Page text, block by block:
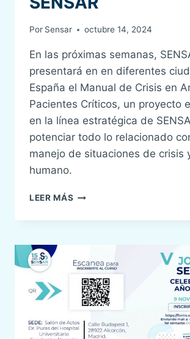
Por Sensar octubre 14, 2024
En las próximas semanas,
presentará en en diferentes
España el Manual de Crisis en
Pacientes Críticos, un proyecto
en la línea estratégica de
potenciar todo lo relacionado
manejo de situaciones de crisis
humano.
LEER MÁS 3ª
DEL
CRISIS
EN
ANESTESIA
PACIENTES
CRÍTICOS
SENSAR